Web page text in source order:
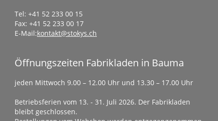
Tel: +41 52 233 00 15
Fax: +41 52 233 00 17
E-Mail:kontakt@stokys.ch
Öffnungszeiten Fabrikladen in Bauma
jeden Mittwoch 9.00 – 12.00 Uhr und 13.30 – 17.00 Uhr
Betriebsferien vom 13. - 31. Juli 2026. Der Fabrikladen
bleibt geschlossen.